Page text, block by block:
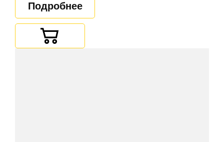
Подробнее